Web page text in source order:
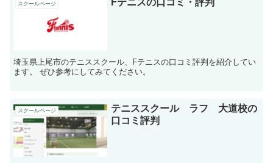
スクールページ
埼玉県上尾市のテニススクール、Fテニスの口コミ評判を紹介してい
ます。 ぜひ参考にしてみてください。
スクールページ
テニススクール ラフ 大道校の
口コミ評判